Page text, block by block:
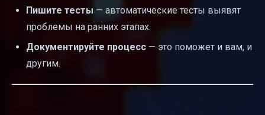
Пишите тесты — автоматические тесты выявят
проблемы на ранних этапах.
Документируйте процесс — это поможет и вам, и
другим.